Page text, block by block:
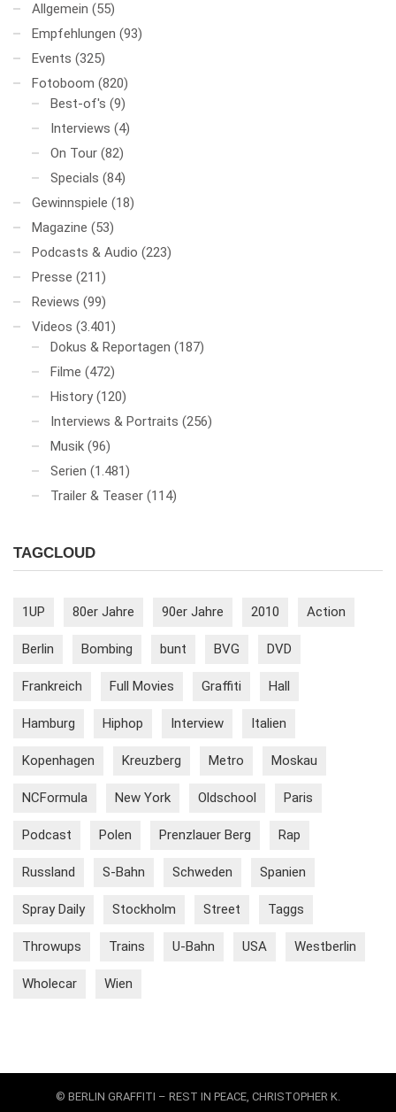
Allgemein (55)
Empfehlungen (93)
Events (325)
Fotoboom (820)
Best-of's (9)
Interviews (4)
On Tour (82)
Specials (84)
Gewinnspiele (18)
Magazine (53)
Podcasts & Audio (223)
Presse (211)
Reviews (99)
Videos (3.401)
Dokus & Reportagen (187)
Filme (472)
History (120)
Interviews & Portraits (256)
Musik (96)
Serien (1.481)
Trailer & Teaser (114)
TAGCLOUD
1UP 80er Jahre 90er Jahre 2010 Action
Berlin Bombing bunt BVG DVD
Frankreich Full Movies Graffiti Hall
Hamburg Hiphop Interview Italien
Kopenhagen Kreuzberg Metro Moskau
NCFormula New York Oldschool Paris
Podcast Polen Prenzlauer Berg Rap
Russland S-Bahn Schweden Spanien
Spray Daily Stockholm Street Taggs
Throwups Trains U-Bahn USA Westberlin
Wholecar Wien
© BERLIN GRAFFITI – REST IN PEACE, CHRISTOPHER K.